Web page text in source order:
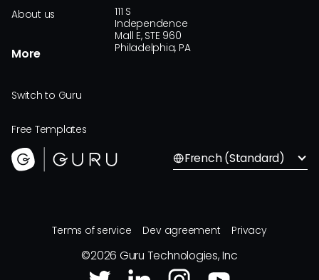
About us
More
Switch to Guru
Free Templates
111 S
Independence
Mall E, STE 960
Philadelphia, PA
French (Standard)
Terms of service Dev agreement Privacy
©2026 Guru Technologies, Inc